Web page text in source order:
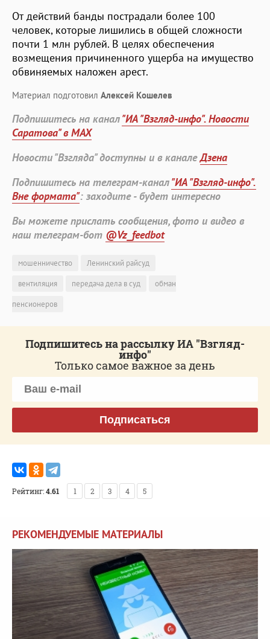
От действий банды пострадали более 100
человек, которые лишились в общей сложности
почти 1 млн рублей. В целях обеспечения
возмещения причиненного ущерба на имущество
обвиняемых наложен арест.
Материал подготовил Алексей Кошелев
Подпишитесь на канал"ИА "Взгляд-инфо". Новости
Саратова" в MAX
Новости "Взгляда" доступны и в каналеДзена
Подпишитесь на телеграм-канал"ИА "Взгляд-инфо".
Вне формата": заходите - будет интересно
Вы можете прислать сообщения, фото и видео в
наш телеграм-бот @Vz_feedbot
мошенничество
Ленинский райсуд
вентиляция
передача дела в суд
обман
пенсионеров
Подпишитесь на рассылку ИА "Взгляд-
инфо"
Только самое важное за день
Подписаться
Рейтинг:4.61 1 2 3 4 5
РЕКОМЕНДУЕМЫЕ МАТЕРИАЛЫ